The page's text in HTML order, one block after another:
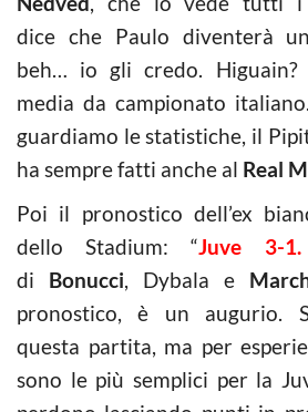
dice che Paulo diventerà
beh… io gli credo. Higuain?
media da campionato
guardiamo le statistiche, il
ha sempre fatti anche al Real
Poi il pronostico dell’ex
dello Stadium: “Juve 3-1.
di Bonucci, Dybala e
pronostico, è un augurio.
questa partita, ma per
sono le più semplici per la